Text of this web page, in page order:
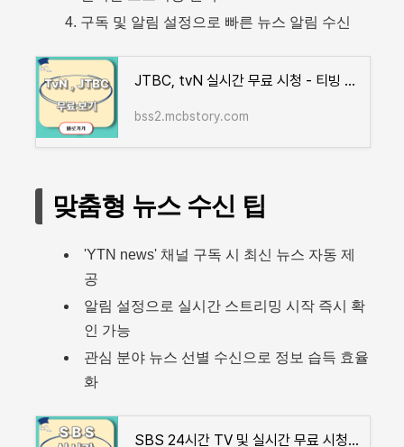
구독 및 알림 설정으로 빠른 뉴스 알림 수신
JTBC, tvN 실시간 무료 시청 - 티빙 앱으로 지금 바로 감상하세요
bss2.mcbstory.com
맞춤형 뉴스 수신 팁
'YTN news' 채널 구독 시 최신 뉴스 자동 제
공
알림 설정으로 실시간 스트리밍 시작 즉시 확
인 가능
관심 분야 뉴스 선별 수신으로 정보 습득 효율
화
SBS 24시간 TV 및 실시간 무료 시청으로 드라마·예능 정주행하기